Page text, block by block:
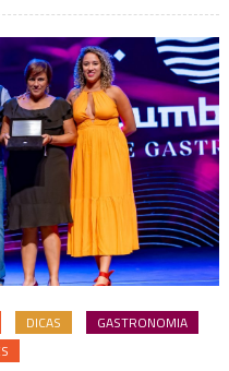
da
Gastronomia
pela
Unesco
DICAS
GASTRONOMIA